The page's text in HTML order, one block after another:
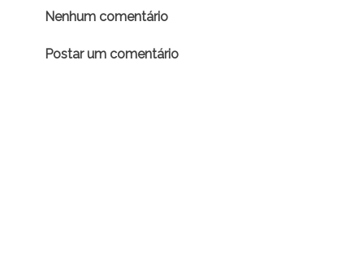
Nenhum comentário
Postar um comentário